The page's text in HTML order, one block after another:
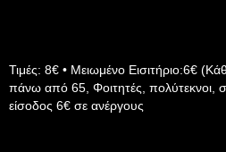
Τιμές: 8€ • Μειωμένο Εισιτήριο:6€
πάνω από 65, Φοιτητές, πολύτεκνοι,
είσοδος 6€ σε ανέργους